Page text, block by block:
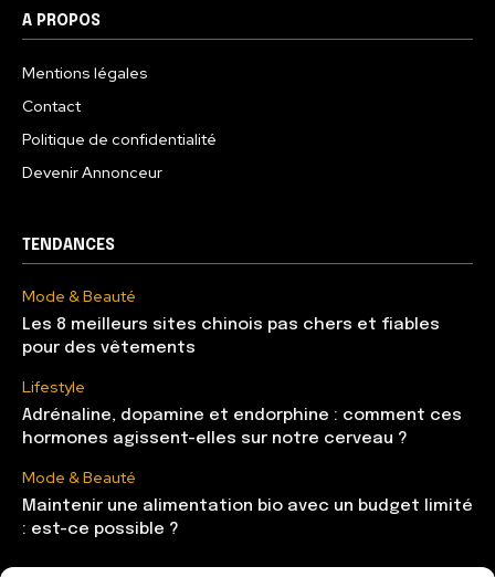
A PROPOS
Mentions légales
Contact
Politique de confidentialité
Devenir Annonceur
TENDANCES
Mode & Beauté
Les 8 meilleurs sites chinois pas chers et fiables
pour des vêtements
Lifestyle
Adrénaline, dopamine et endorphine : comment ces
hormones agissent-elles sur notre cerveau ?
Mode & Beauté
Maintenir une alimentation bio avec un budget limité
: est-ce possible ?